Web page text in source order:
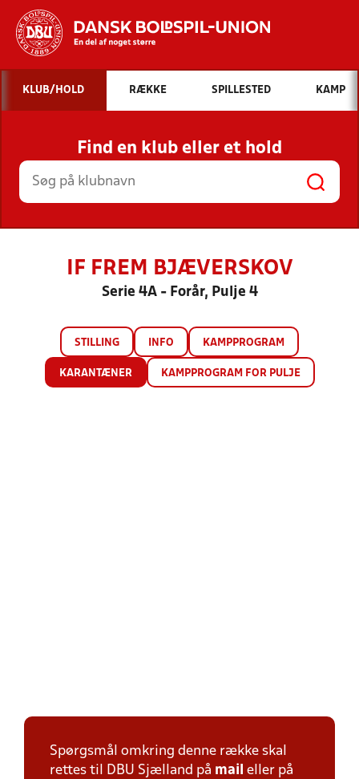
Hvad vil du søge efter?
INDHOLD OG NYHEDER
STILLINGER, RESULTATER, KLUBBER OG
HOLD
KLUB/HOLD RÆKKE SPILLESTED KAMP
Find en klub eller et hold
IF FREM BJÆVERSKOV
Serie 4A - Forår, Pulje 4
STILLING INFO KAMPPROGRAM
KARANTÆNER KAMPPROGRAM FOR PULJE
Spørgsmål omkring denne række skal
rettes til DBU Sjælland på mail eller på